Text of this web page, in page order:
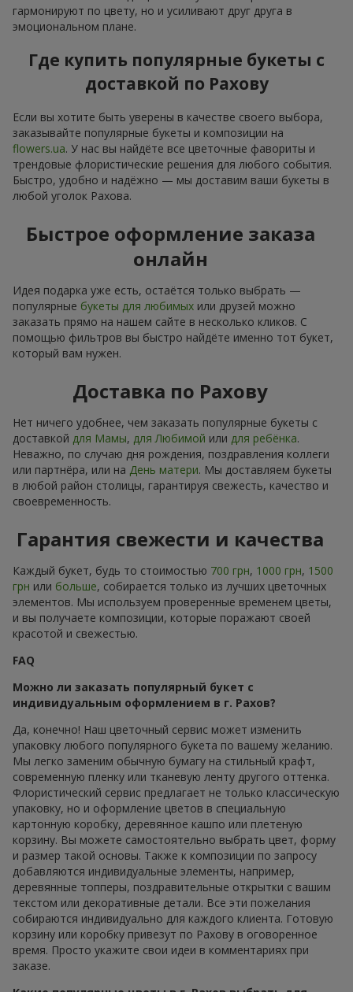
гармонируют по цвету, но и усиливают друг друга в
эмоциональном плане.
Где купить популярные букеты с
доставкой по Рахову
Если вы хотите быть уверены в качестве своего выбора,
заказывайте популярные букеты и композиции на
flowers.ua. У нас вы найдёте все цветочные фавориты и
трендовые флористические решения для любого события.
Быстро, удобно и надёжно — мы доставим ваши букеты в
любой уголок Рахова.
Быстрое оформление заказа
онлайн
Идея подарка уже есть, остаётся только выбрать —
популярные букеты для любимых или друзей можно
заказать прямо на нашем сайте в несколько кликов. С
помощью фильтров вы быстро найдёте именно тот букет,
который вам нужен.
Доставка по Рахову
Нет ничего удобнее, чем заказать популярные букеты с
доставкой для Мамы, для Любимой или для ребёнка.
Неважно, по случаю дня рождения, поздравления коллеги
или партнёра, или на День матери. Мы доставляем букеты
в любой район столицы, гарантируя свежесть, качество и
своевременность.
Гарантия свежести и качества
Каждый букет, будь то стоимостью 700 грн, 1000 грн, 1500
грн или больше, собирается только из лучших цветочных
элементов. Мы используем проверенные временем цветы,
и вы получаете композиции, которые поражают своей
красотой и свежестью.
FAQ
Можно ли заказать популярный букет с
индивидуальным оформлением в г. Рахов?
Да, конечно! Наш цветочный сервис может изменить
упаковку любого популярного букета по вашему желанию.
Мы легко заменим обычную бумагу на стильный крафт,
современную пленку или тканевую ленту другого оттенка.
Флористический сервис предлагает не только классическую
упаковку, но и оформление цветов в специальную
картонную коробку, деревянное кашпо или плетеную
корзину. Вы можете самостоятельно выбрать цвет, форму
и размер такой основы. Также к композиции по запросу
добавляются индивидуальные элементы, например,
деревянные топперы, поздравительные открытки с вашим
текстом или декоративные детали. Все эти пожелания
собираются индивидуально для каждого клиента. Готовую
корзину или коробку привезут по Рахову в оговоренное
время. Просто укажите свои идеи в комментариях при
заказе.